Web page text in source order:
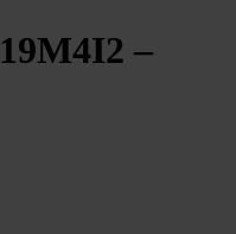
–